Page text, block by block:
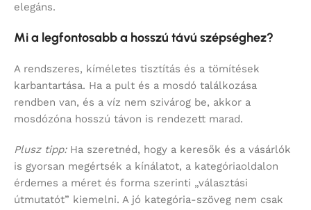
elegáns.
Mi a legfontosabb a hosszú távú szépséghez?
A rendszeres, kíméletes tisztítás és a tömítések
karbantartása. Ha a pult és a mosdó találkozása
rendben van, és a víz nem szivárog be, akkor a
mosdózóna hosszú távon is rendezett marad.
Plusz tipp:Ha szeretnéd, hogy a keresők és a vásárlók
is gyorsan megértsék a kínálatot, a kategóriaoldalon
érdemes a méret és forma szerinti „választási
útmutatót” kiemelni. A jó kategória-szöveg nem csak